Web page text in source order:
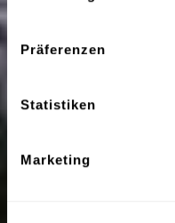
Präferenzen
Statistiken
Marketing